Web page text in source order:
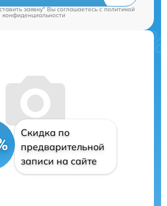
заявку" Вы соглашаетесь cполитикой
конфиденциальности
Скидка по
предварительной
записи на сайте